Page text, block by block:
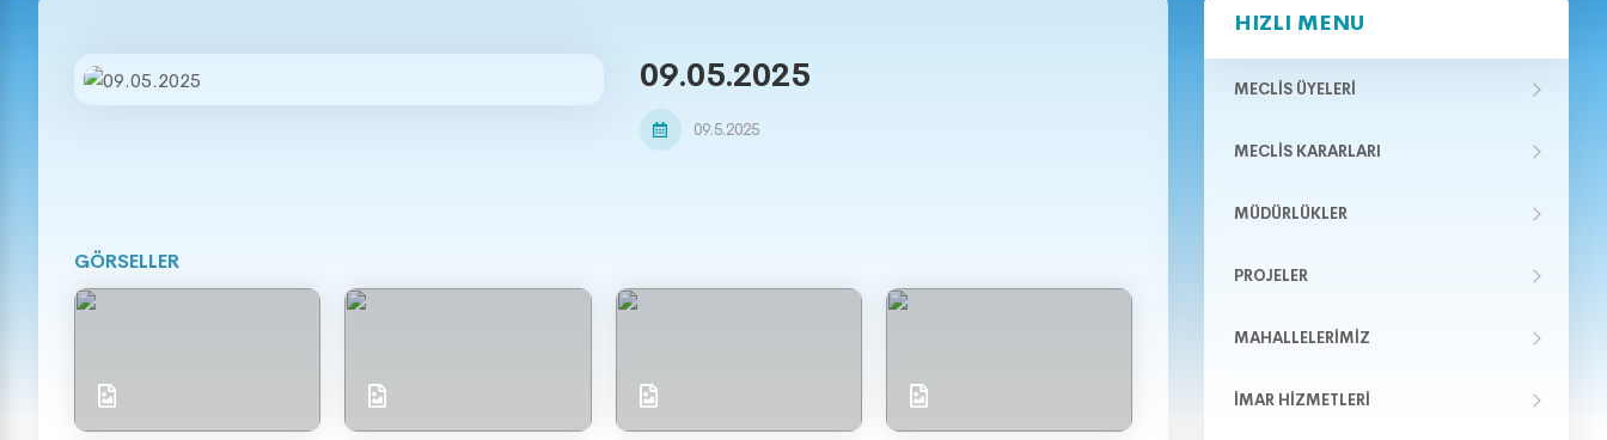
HIZLI MENU
MECLIS ÜYELERI
MECLIS KARARLARI
MÜDÜRLÜKLER
PROJELER
MAHALLELERIMIZ
İMAR HIZMETLERI
09.05.2025
09.5.2025
GÖRSELLER